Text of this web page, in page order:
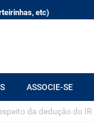
etc)
ASSOCIE-SE
da dedução do